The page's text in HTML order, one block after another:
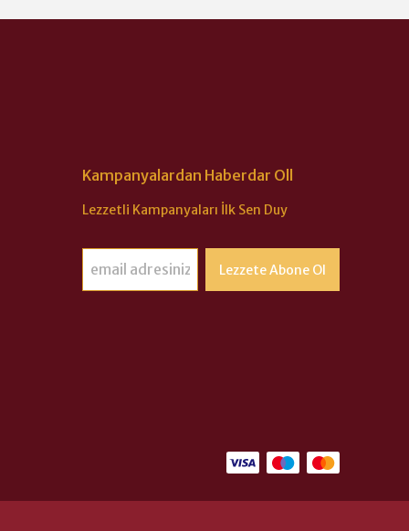
Kampanyalardan Haberdar Oll
Lezzetli Kampanyaları İlk Sen Duy
Lezzete Abone Ol